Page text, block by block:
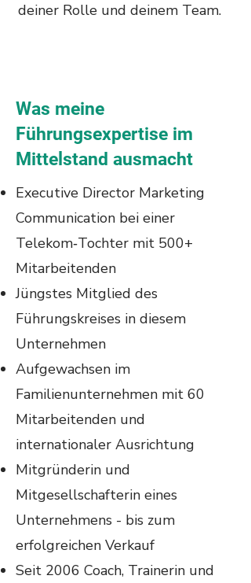
deiner Rolle und deinem Team.
Was meine
Führungsexpertise im
Mittelstand ausmacht
Executive Director Marketing
Communication bei einer
Telekom‑Tochter mit 500+
Mitarbeitenden
Jüngstes Mitglied des
Führungskreises in diesem
Unternehmen
Aufgewachsen im
Familienunternehmen mit 60
Mitarbeitenden und
internationaler Ausrichtung
Mitgründerin und
Mitgesellschafterin eines
Unternehmens - bis zum
erfolgreichen Verkauf
Seit 2006 Coach, Trainerin und